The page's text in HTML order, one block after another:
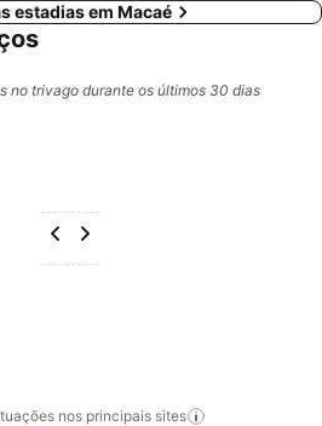
estadias em Macaé
no trivago durante os últimos 30 dias
nos principais sites